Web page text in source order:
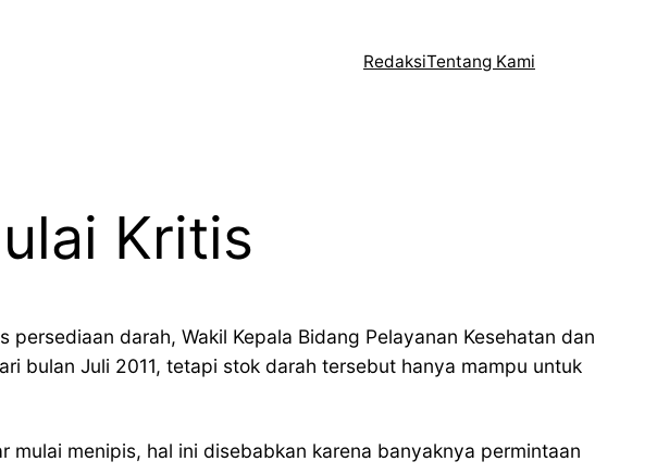
RedaksiTentang Kami
Kritis
darah, Wakil Kepala Bidang Pelayanan Kesehatan dan
bulan Juli 2011, tetapi stok darah tersebut hanya mampu untuk
menipis, hal ini disebabkan karena banyaknya permintaan